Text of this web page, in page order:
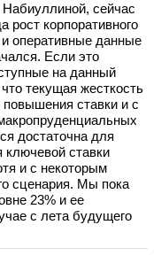
сейчас
рост корпоративного
оперативные данные
Если это
на данный
текущая жесткость
повышения ставки и с
достаточна для
ключевой ставки
и с некоторым
сценария. Мы пока
23% и ее
с лета будущего